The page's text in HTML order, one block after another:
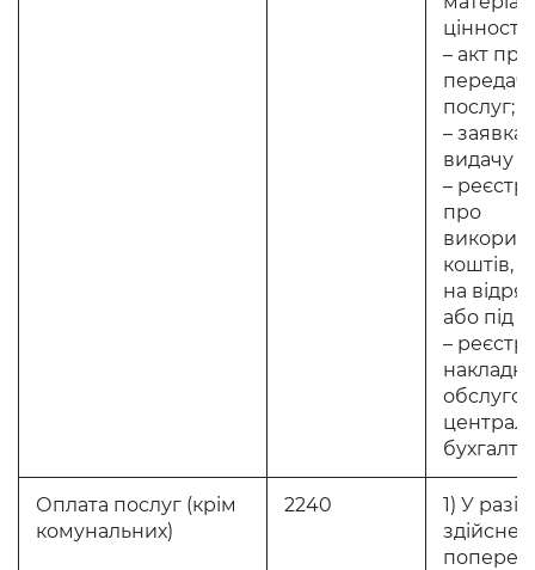
– акт
послуг;
– заявка
видачу
– реєстр
про
коштів,
на
або під
– реєстр
Оплата послуг (крім
комунальних)
2240
1) У разі